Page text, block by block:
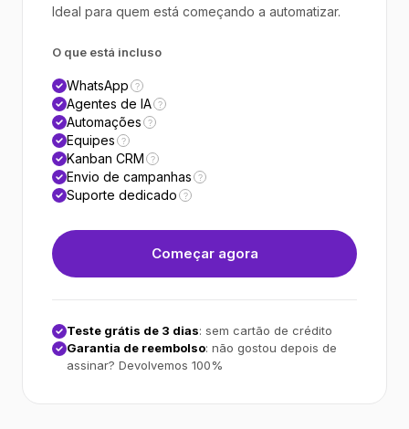
Ideal para quem está começando a automatizar.
O que está incluso
WhatsApp ?
Agentes de IA ?
Automações ?
Equipes ?
Kanban CRM ?
Envio de campanhas ?
Suporte dedicado ?
Começar agora
Teste grátis de 3 dias: sem cartão de crédito
Garantia de reembolso: não gostou depois de
assinar? Devolvemos 100%